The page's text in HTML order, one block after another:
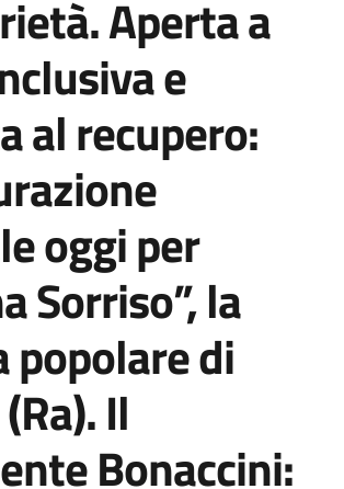
Aperta a
e
al recupero:
oggi per
Sorriso”, la
popolare di
Il
Bonaccini: